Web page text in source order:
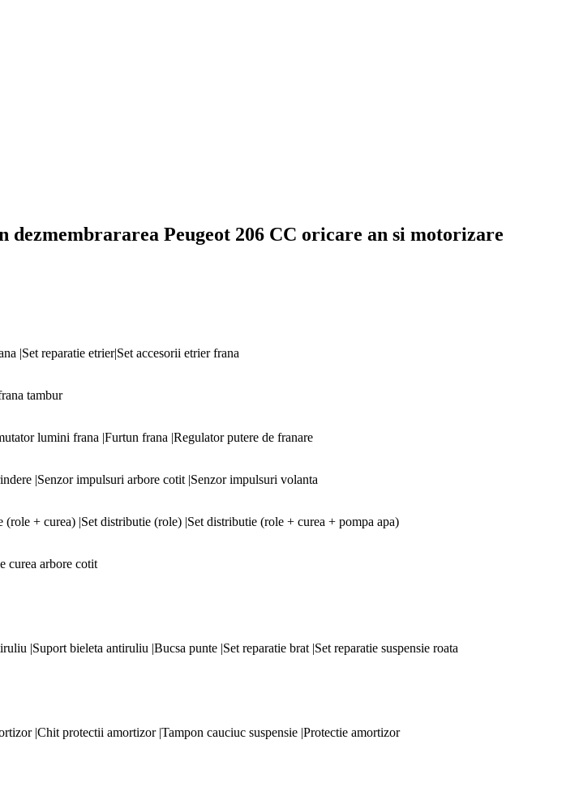
Peugeot 206 CC oricare an si motorizare
|Set reparatie etrier|Set accesorii etrier frana
tambur
lumini frana |Furtun frana |Regulator putere de franare
|Senzor impulsuri arbore cotit |Senzor impulsuri volanta
+ curea) |Set distributie (role) |Set distributie (role + curea + pompa apa)
curea arbore cotit
|Suport bieleta antiruliu |Bucsa punte |Set reparatie brat |Set reparatie suspensie roata
|Chit protectii amortizor |Tampon cauciuc suspensie |Protectie amortizor